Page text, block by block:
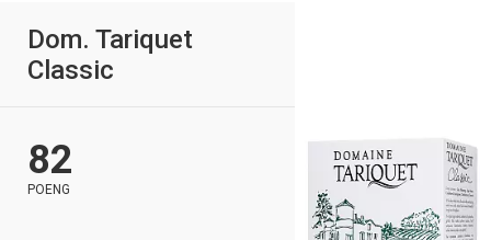
Dom. Tariquet
Classic
82
POENG